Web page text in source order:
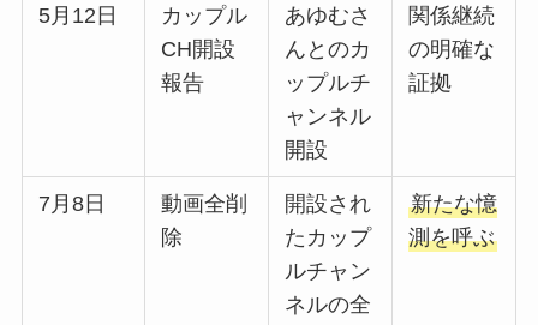
5月12日
カップル
CH開設
報告
あゆむさ
んとのカ
ップルチ
ャンネル
開設
関係継続
の明確な
証拠
7月8日
動画全削
除
開設され
たカップ
ルチャン
ネルの全
新たな憶
測を呼ぶ